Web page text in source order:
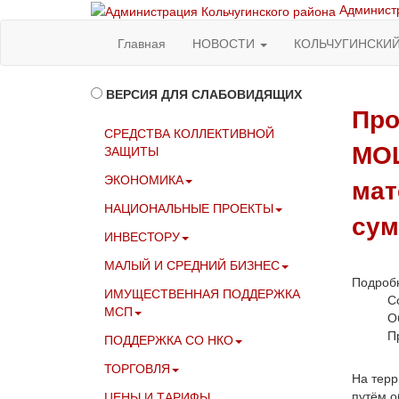
Главная
НОВОСТИ
На
путём
ВЕРСИЯ ДЛЯ СЛАБОВИДЯЩИХ
СРЕДСТВА КОЛЛЕКТИВНОЙ
ЗАЩИТЫ
ЭКОНОМИКА
НАЦИОНАЛЬНЫЕ ПРОЕКТЫ
ИНВЕСТОРУ
МАЛЫЙ И СРЕДНИЙ БИЗНЕС
ИМУЩЕСТВЕННАЯ ПОДДЕРЖКА
МСП
ПОДДЕРЖКА СО НКО
ТОРГОВЛЯ